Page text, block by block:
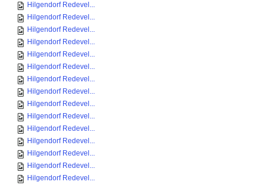
Hilgendorf Redevel...
Hilgendorf Redevel...
Hilgendorf Redevel...
Hilgendorf Redevel...
Hilgendorf Redevel...
Hilgendorf Redevel...
Hilgendorf Redevel...
Hilgendorf Redevel...
Hilgendorf Redevel...
Hilgendorf Redevel...
Hilgendorf Redevel...
Hilgendorf Redevel...
Hilgendorf Redevel...
Hilgendorf Redevel...
Hilgendorf Redevel...